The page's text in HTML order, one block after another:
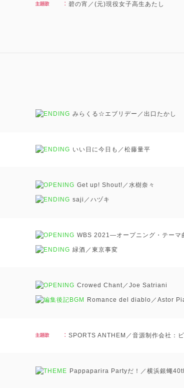
碧の宵／(元)現役女子高生あたし
みらくる☆エブリデー／出口たかし
いい日に今日も／松藤量平
Get up! Shout!／水樹奈々
saji／ハヅキ
WBS 2021―オープニング・テーマ
緑酒／東京事変
Crowed Chant／Joe Satriani
Romance del diablo／Astor
SPORTS ANTHEM／音源制作会社：
Pappaparira Partyだ！／横浜銀蠅